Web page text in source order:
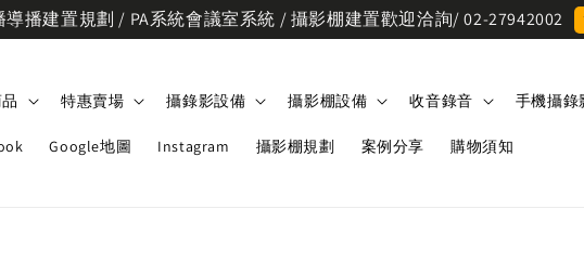
播建置規劃 / PA系統會議室系統 / 攝影棚建置歡迎洽詢/ 02-27942002
特惠賣場 攝錄影設備 攝影棚設備 收音錄音 手機攝錄
Google地圖 Instagram 攝影棚規劃 案例分享 購物須知